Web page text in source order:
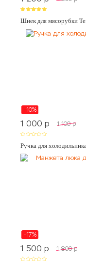
Шнек для мясорубки
-10%
1 000 p 1 100 p
Ручка для
-17%
1 500 p 1 800 p